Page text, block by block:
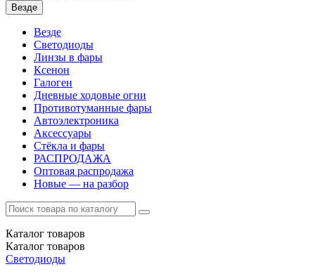
Везде
Везде
Светодиоды
Линзы в фары
Ксенон
Галоген
Дневные ходовые огни
Противотуманные фары
Автоэлектроника
Аксессуары
Стёкла и фары
РАСПРОДАЖА
Оптовая распродажа
Новые — на разбор
Каталог товаров
Каталог товаров
Светодиоды